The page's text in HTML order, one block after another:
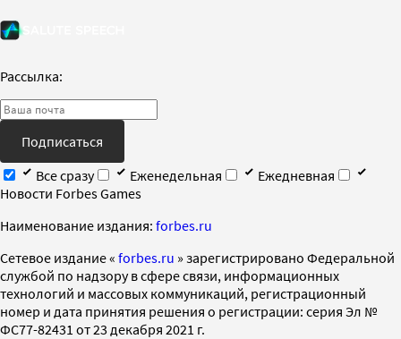
Рассылка:
Подписаться
Все сразу
Еженедельная
Ежедневная
Новости Forbes Games
Наименование издания: forbes.ru
Cетевое издание « forbes.ru » зарегистрировано Федеральной
службой по надзору в сфере связи, информационных
технологий и массовых коммуникаций, регистрационный
номер и дата принятия решения о регистрации: серия Эл №
ФС77-82431 от 23 декабря 2021 г.